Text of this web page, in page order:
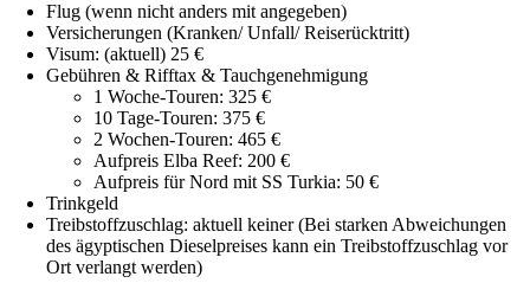
Flug (wenn nicht anders mit angegeben)
Versicherungen (Kranken/ Unfall/ Reiserücktritt)
Visum: (aktuell) 25 €
Gebühren & Rifftax & Tauchgenehmigung
1 Woche-Touren: 325 €
10 Tage-Touren: 375 €
2 Wochen-Touren: 465 €
Aufpreis Elba Reef: 200 €
Aufpreis für Nord mit SS Turkia: 50 €
Trinkgeld
Treibstoffzuschlag: aktuell keiner (Bei starken Abweichungen
des ägyptischen Dieselpreises kann ein Treibstoffzuschlag vor
Ort verlangt werden)